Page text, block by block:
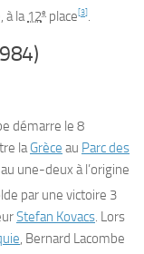
à la 12e place[3].
démarre le 8
laGrèce au Parc des
une-deux à l’origine
par une victoire 3
Stefan Kovacs. Lors
, Bernard Lacombe